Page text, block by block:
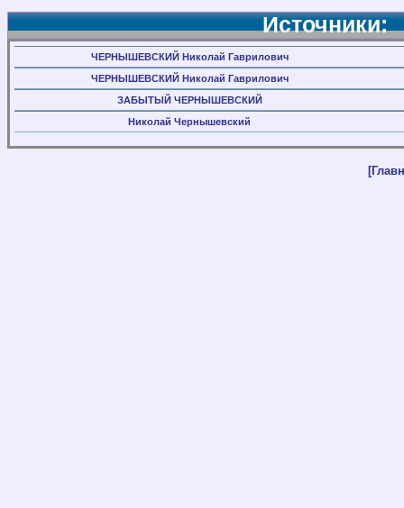
Источники:
ЧЕРНЫШЕВСКИЙ Николай Гаврилович
ЧЕРНЫШЕВСКИЙ Николай Гаврилович
ЗАБЫТЫЙ ЧЕРНЫШЕВСКИЙ
Николай Чернышевский